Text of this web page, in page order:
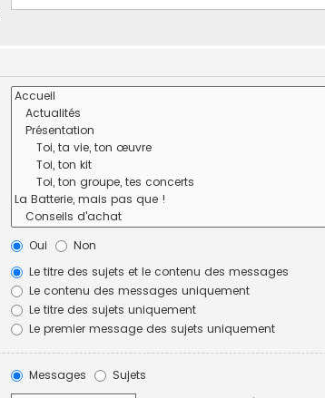
Oui
Non
Le titre des sujets et le contenu des messages
Le contenu des messages uniquement
Le titre des sujets uniquement
Le premier message des sujets uniquement
Messages
Sujets